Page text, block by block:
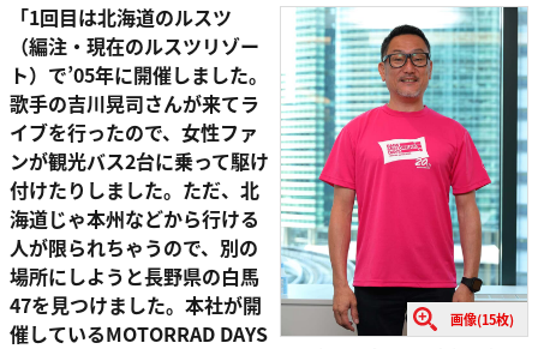
画像(15枚)
「1回目は北海道のルスツ
（編注・現在のルスツリゾー
ト）で’05年に開催しました。
歌手の吉川晃司さんが来てラ
イブを行ったので、女性ファ
ンが観光バス2台に乗って駆け
付けたりしました。ただ、北
海道じゃ本州などから行ける
人が限られちゃうので、別の
場所にしようと長野県の白馬
47を見つけました。本社が開
催しているMOTORRAD DAYS